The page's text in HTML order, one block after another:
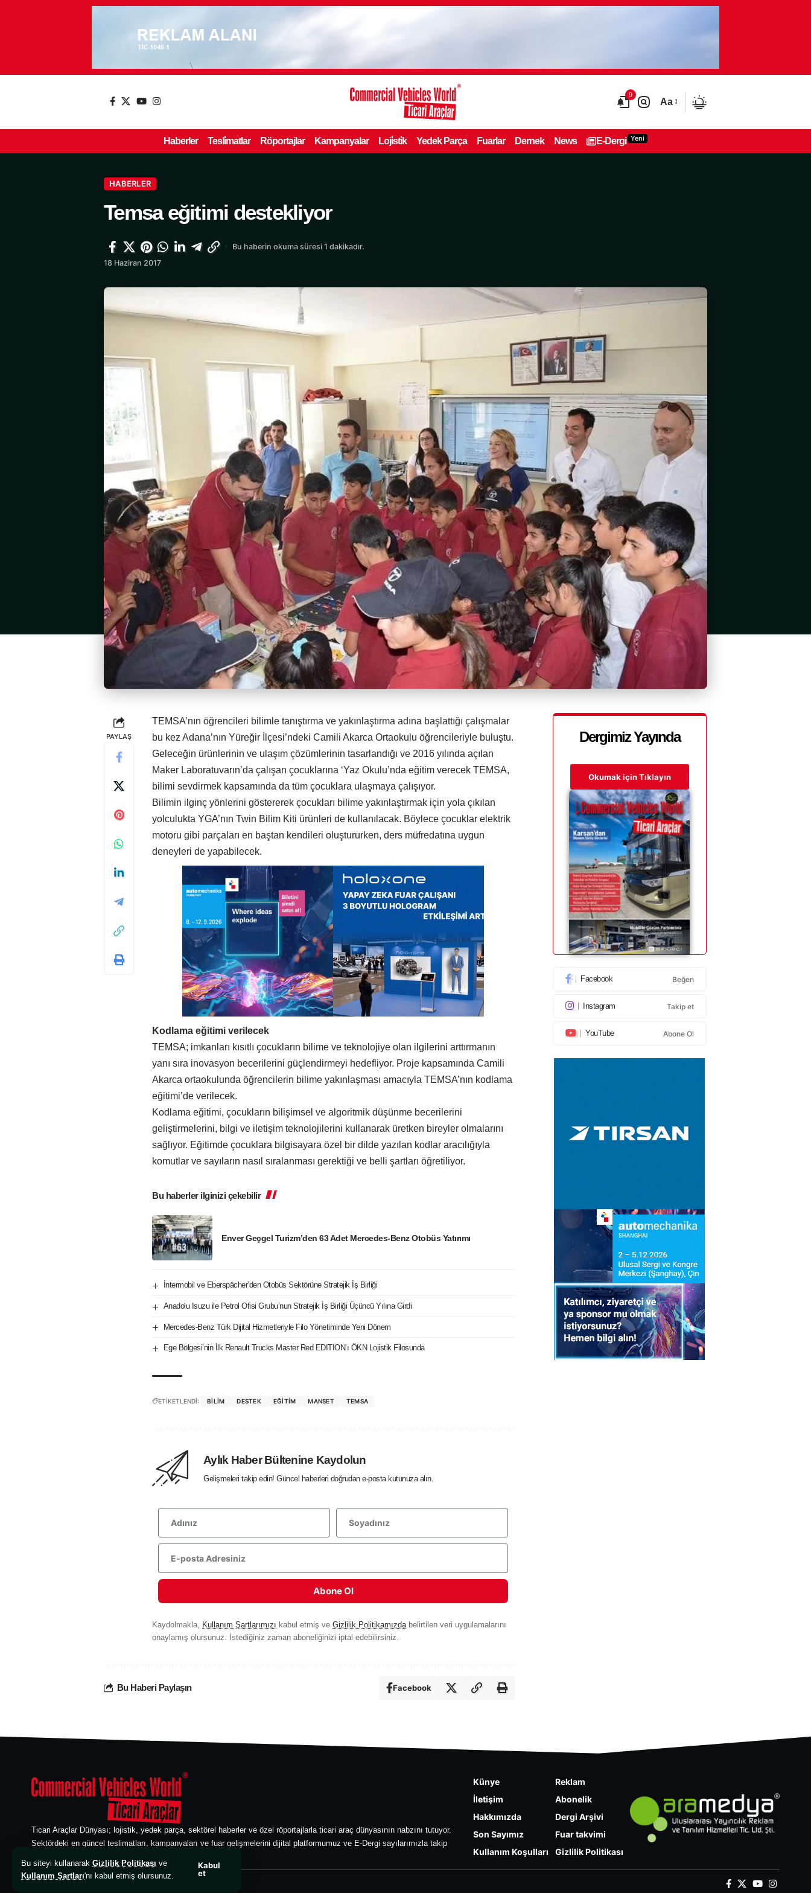
Bu siteyi kullanarak Gizlilik Politikası ve
Kullanım Şartları'nı kabul etmiş olursunuz.
Kabul
et
9
Aa
Haberler Tesli̇matlar Röportajlar Kampanyalar Loji̇sti̇k Yedek Parça Fuarlar Dernek News E-Dergi Yeni
HABERLER
Temsa eğitimi destekliyor
18 Haziran 2017
Bu haberin okuma süresi 1 dakikadır.
PAYLAŞ
TEMSA’nın öğrencileri bilimle tanıştırma ve yakınlaştırma adına başlattığı çalışmalar
bu kez Adana’nın Yüreğir İlçesi’ndeki Camili Akarca Ortaokulu öğrencileriyle buluştu.
Geleceğin ürünlerinin ve ulaşım çözümlerinin tasarlandığı ve 2016 yılında açılan
Maker Laboratuvarın’da çalışan çocuklarına ‘Yaz Okulu’nda eğitim verecek TEMSA,
bilimi sevdirmek kapsamında da tüm çocuklara ulaşmaya çalışıyor.
Bilimin ilginç yönlerini göstererek çocukları bilime yakınlaştırmak için yola çıkılan
yolculukta YGA’nın Twin Bilim Kiti ürünleri de kullanılacak. Böylece çocuklar elektrik
motoru gibi parçaları en baştan kendileri oluştururken, ders müfredatına uygun
deneyleri de yapabilecek.
Kodlama eğitimi verilecek
TEMSA; imkanları kısıtlı çocukların bilime ve teknolojiye olan ilgilerini arttırmanın
yanı sıra inovasyon becerilerini güçlendirmeyi hedefliyor. Proje kapsamında Camili
Akarca ortaokulunda öğrencilerin bilime yakınlaşması amacıyla TEMSA’nın kodlama
eğitimi’de verilecek.
Kodlama eğitimi, çocukların bilişimsel ve algoritmik düşünme becerilerini
geliştirmelerini, bilgi ve iletişim teknolojilerini kullanarak üretken bireyler olmalarını
sağlıyor. Eğitimde çocuklara bilgisayara özel bir dilde yazılan kodlar aracılığıyla
komutlar ve sayıların nasıl sıralanması gerektiği ve belli şartları öğretiliyor.
Bu haberler ilginizi çekebilir
Enver Geçgel Turizm’den 63 Adet Mercedes-Benz Otobüs Yatırımı
İntermobil ve Eberspächer’den Otobüs Sektörüne Stratejik İş Birliği
Anadolu Isuzu ile Petrol Ofisi Grubu’nun Stratejik İş Birliği Üçüncü Yılına Girdi
Mercedes-Benz Türk Dijital Hizmetleriyle Filo Yönetiminde Yeni Dönem
Ege Bölgesi’nin İlk Renault Trucks Master Red EDITION’ı ÖKN Lojistik Filosunda
ETİKETLENDİ: BILIM DESTEK EĞITIM MANSET TEMSA
Aylık Haber Bültenine Kaydolun
Gelişmeleri takip edin! Güncel haberleri doğrudan e-posta kutunuza alın.
Abone Ol
Kaydolmakla, Kullanım Şartlarımızı kabul etmiş ve Gizlilik Politikamızda belirtilen veri uygulamalarını
onaylamış olursunuz. İstediğiniz zaman aboneliğinizi iptal edebilirsiniz.
Bu Haberi Paylaşın Facebook
Dergimiz Yayında
Okumak için Tıklayın
Facebook Beğen
Instagram Takip et
YouTube Abone Ol
Ticari Araçlar Dünyası; lojistik, yedek parça, sektörel haberler ve özel röportajlarla ticari araç dünyasının nabzını tutuyor.
Sektördeki en güncel teslimatları, kampanyaları ve fuar gelişmelerini dijital platformumuz ve E-Dergi sayılarımızla takip
Künye
İletişim
Hakkımızda
Son Sayımız
Kullanım Koşulları
Reklam
Abonelik
Dergi Arşivi
Fuar takvimi
Gizlilik Politikası